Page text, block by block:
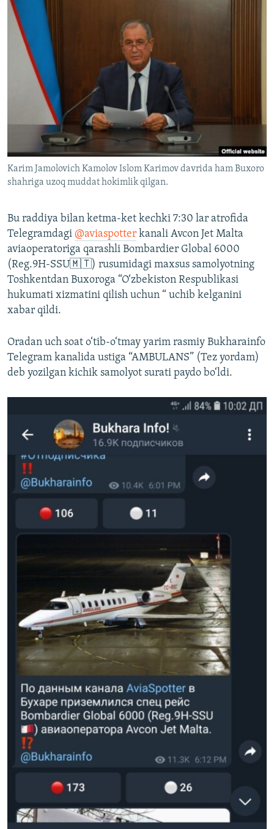
Karim Jamolovich Kamolov Islom Karimov davrida ham Buxoro
shahriga uzoq muddat hokimlik qilgan.
Bu raddiya bilan ketma-ket kechki 7:30 lar atrofida
Telegramdagi @aviaspotter kanali Avcon Jet Malta
aviaoperatoriga qarashli Bombardier Global 6000
(Reg.9H-SSU🇲🇹) rusumidagi maxsus samolyotning
Toshkentdan Buxoroga “O‘zbekiston Respublikasi
hukumati xizmatini qilish uchun “ uchib kelganini
xabar qildi.
Oradan uch soat o‘tib-o‘tmay yarim rasmiy Bukharainfo
Telegram kanalida ustiga “AMBULANS” (Tez yordam)
deb yozilgan kichik samolyot surati paydo bo‘ldi.